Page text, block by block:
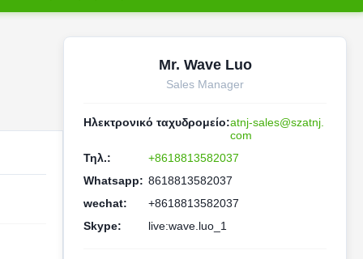
Mr. Wave Luo
Sales Manager
Ηλεκτρονικό ταχυδρομείο:atnj-sales@szatnj.
com
Τηλ.:
+8618813582037
Whatsapp: 8618813582037
wechat:
+8618813582037
Skype:
live:wave.luo_1